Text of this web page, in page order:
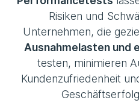
Risiken und
Unternehmen, die
Ausnahmelasten und
testen, minimieren
Kundenzufriedenheit